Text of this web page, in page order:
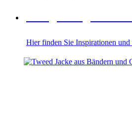
Hier finden Sie Inspirationen